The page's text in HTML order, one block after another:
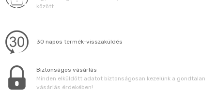
között.
30 napos termék-visszaküldés
Biztonságos vásárlás
Minden elküldött adatot biztonságosan kezelünk a gondtalan
vásárlás érdekében!